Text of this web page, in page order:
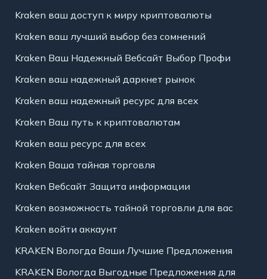
Kraken ваш доступ к миру криптовалюты
Kraken ваш лучший выбор без сомнений
Kraken Ваш Надежный Вебсайт Выбор Профи
Kraken ваш надежный даркнет рынок
Kraken ваш надежный ресурс для всех
Kraken Ваш путь к криптовалютам
Kraken ваш ресурс для всех
Kraken Ваша тайная торговля
Kraken Вебсайт Защита информации
Kraken возможность тайной торговли для вас
Kraken войти аккаунт
KRAKEN Вологда Ваши Лучшие Предложения
KRAKEN Вологда Выгодные Предложения для